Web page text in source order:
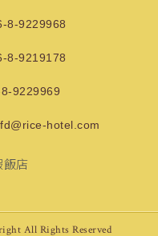
8-9229968
8-9219178
9229969
hotel.com
飯店
All Rights Reserved